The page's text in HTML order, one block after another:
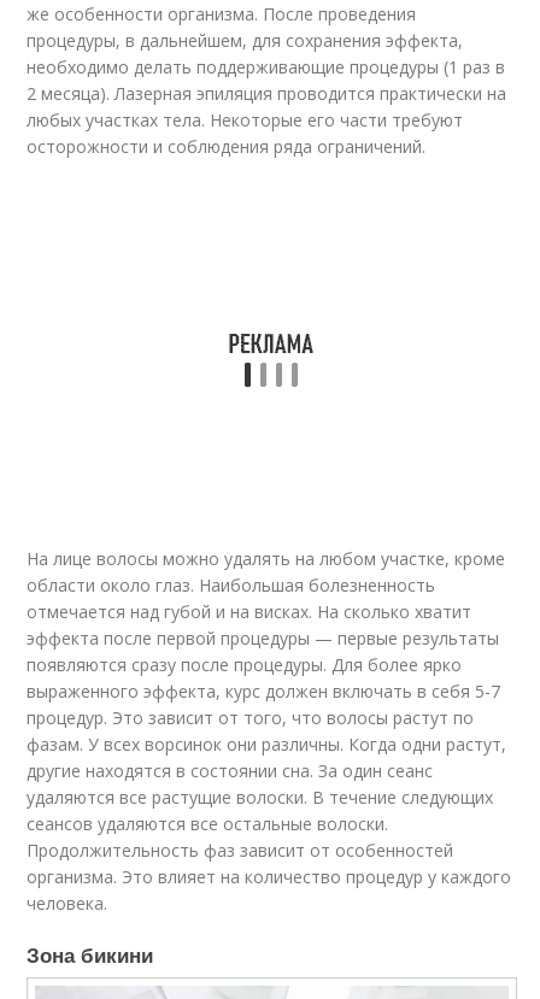
же особенности организма. После проведения
процедуры, в дальнейшем, для сохранения эффекта,
необходимо делать поддерживающие процедуры (1 раз в
2 месяца). Лазерная эпиляция проводится практически на
любых участках тела. Некоторые его части требуют
осторожности и соблюдения ряда ограничений.
На лице волосы можно удалять на любом участке, кроме
области около глаз. Наибольшая болезненность
отмечается над губой и на висках. На сколько хватит
эффекта после первой процедуры — первые результаты
появляются сразу после процедуры. Для более ярко
выраженного эффекта, курс должен включать в себя 5-7
процедур. Это зависит от того, что волосы растут по
фазам. У всех ворсинок они различны. Когда одни растут,
другие находятся в состоянии сна. За один сеанс
удаляются все растущие волоски. В течение следующих
сеансов удаляются все остальные волоски.
Продолжительность фаз зависит от особенностей
организма. Это влияет на количество процедур у каждого
человека.
Зона бикини